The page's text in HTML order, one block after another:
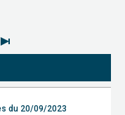
du 20/09/2023